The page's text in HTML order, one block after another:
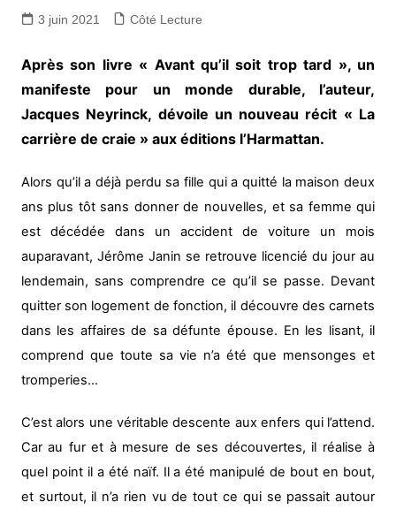
3 juin 2021 Côté Lecture
Après son livre « Avant qu’il soit trop tard », un
manifeste pour un monde durable, l’auteur,
Jacques Neyrinck, dévoile un nouveau récit « La
carrière de craie » aux éditions l’Harmattan.
Alors qu’il a déjà perdu sa fille qui a quitté la maison deux
ans plus tôt sans donner de nouvelles, et sa femme qui
est décédée dans un accident de voiture un mois
auparavant, Jérôme Janin se retrouve licencié du jour au
lendemain, sans comprendre ce qu’il se passe. Devant
quitter son logement de fonction, il découvre des carnets
dans les affaires de sa défunte épouse. En les lisant, il
comprend que toute sa vie n’a été que mensonges et
tromperies…
C’est alors une véritable descente aux enfers qui l’attend.
Car au fur et à mesure de ses découvertes, il réalise à
quel point il a été naïf. Il a été manipulé de bout en bout,
et surtout, il n’a rien vu de tout ce qui se passait autour